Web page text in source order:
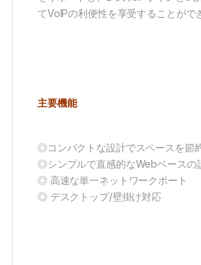
てVoIPの利便性を享受することがで
主要機能
◎コンパクトな設計でスペースを節
◎シンプルで直感的なWebベースの
◎ 高速な単一ネットワークポート
◎ デスクトップ/壁掛け対応